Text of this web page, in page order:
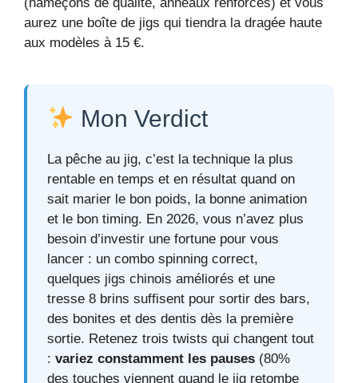
(hameçons de qualité, anneaux renforcés) et vous
aurez une boîte de jigs qui tiendra la dragée haute
aux modèles à 15 €.
Mon Verdict
La pêche au jig, c’est la technique la plus
rentable en temps et en résultat quand on
sait marier le bon poids, la bonne animation
et le bon timing. En 2026, vous n’avez plus
besoin d’investir une fortune pour vous
lancer : un combo spinning correct,
quelques jigs chinois améliorés et une
tresse 8 brins suffisent pour sortir des bars,
des bonites et des dentis dès la première
sortie. Retenez trois twists qui changent tout
: variez constamment les pauses (80%
des touches viennent quand le jig retombe